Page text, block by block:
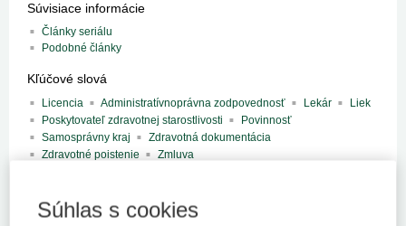
Súvisiace informácie
Články seriálu
Podobné články
Kľúčové slová
Licencia Administratívnoprávna zodpovednosť Lekár
Liek
Poskytovateľ zdravotnej starostlivosti
Povinnosť
Samosprávny kraj
Zdravotná dokumentácia
Zdravotné poistenie
Zmluva
Súhlas s cookies